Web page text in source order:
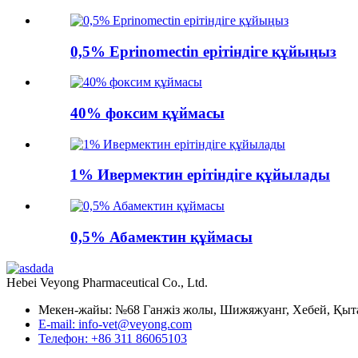
0,5% Eprinomectin ерітіндіге құйыңыз
40% фоксим құймасы
1% Ивермектин ерітіндіге құйылады
0,5% Абамектин құймасы
Hebei Veyong Pharmaceutical Co., Ltd.
Мекен-жайы: №68 Ганжіз жолы, Шижяжуанг, Хебей,
E-mail: info-vet@veyong.com
Телефон: +86 311 86065103